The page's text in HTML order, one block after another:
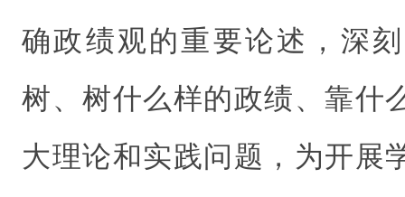
确政绩观的重要论述，深
树、树什么样的政绩、靠什
大理论和实践问题，为开展